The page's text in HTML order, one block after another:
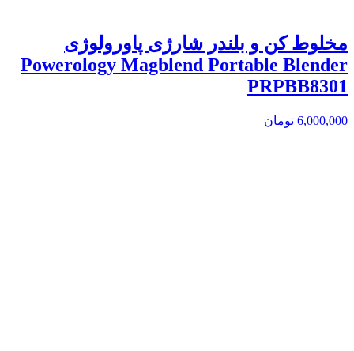
مخلوط کن و بلندر شارژی پاورولوژی
Powerology Magblend Portable Blender
PRPBB8301
6,000,000 تومان